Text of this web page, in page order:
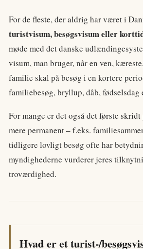
For de fleste, der aldrig har været i
turistvisum, besøgsvisum eller
møde med det danske
visum, man bruger, når en ven,
familie skal på besøg i en kortere
familiebesøg, bryllup, dåb, fødselsdag
For mange er det også det første
mere permanent – f.eks.
tidligere lovligt besøg ofte har
myndighederne vurderer jeres
troværdighed.
Hvad er et turist-/